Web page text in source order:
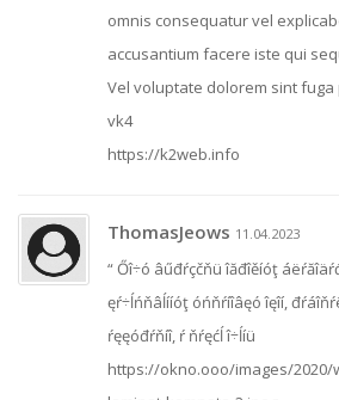
omnis consequatur vel
accusantium facere iste qui
Vel voluptate dolorem sint fuga
vk4
https://k2web.info
ThomasJeows 11.04.2023
“ Őî÷ó âűđŕçčňü îăđîěíóţ
ęŕ÷ĺńňâĺííóţ óńňŕíîâęó îęîí,
ŕęęóđŕňíî, ŕ ňŕęćĺ î÷ĺíü
https://okno.ooo/images/2020/